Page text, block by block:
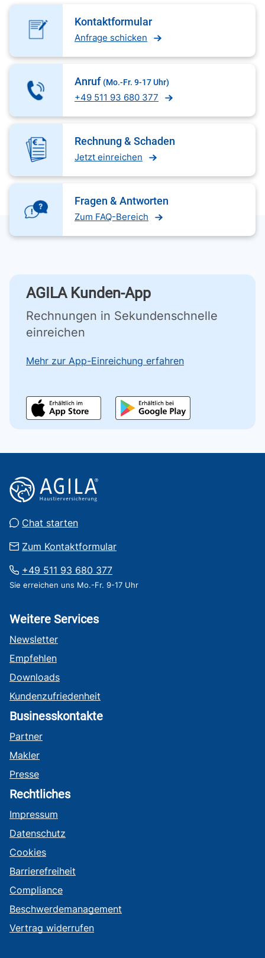
Kontaktformular
Anfrage schicken
Anruf (Mo.-Fr. 9-17 Uhr)
+49 511 93 680 377
Rechnung & Schaden
Jetzt einreichen
Fragen & Antworten
Zum FAQ-Bereich
AGILA Kunden-App
Rechnungen in Sekundenschnelle
einreichen
Mehr zur App-Einreichung erfahren